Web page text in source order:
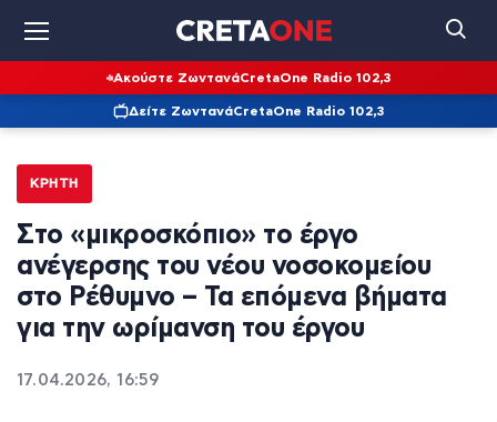
Ακούστε ΖωντανάCretaOne Radio 102,3
Δείτε ΖωντανάCretaOne Radio 102,3
ΚΡΉΤΗ
Στο «μικροσκόπιο» το έργο
ανέγερσης του νέου νοσοκομείου
στο Ρέθυμνο – Τα επόμενα βήματα
για την ωρίμανση του έργου
17.04.2026, 16:59